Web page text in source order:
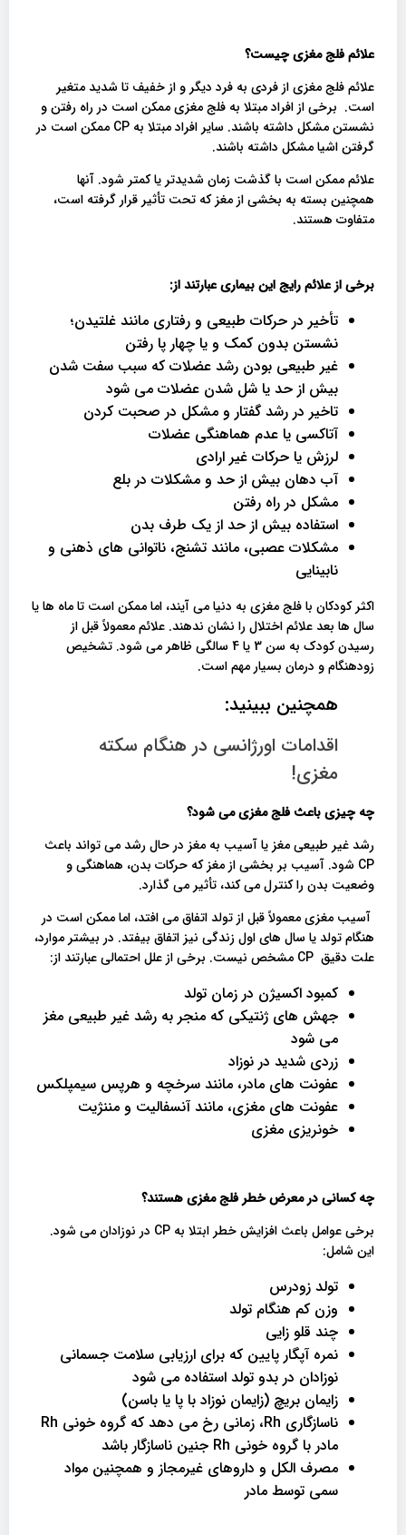
علائم فلج مغزی چیست؟
علائم فلج مغزی از فردی به فرد دیگر و از خفیف تا شدید متغیر
است. برخی از افراد مبتلا به فلج مغزی ممکن است در راه رفتن و
نشستن مشکل داشته باشند. سایر افراد مبتلا به CP ممکن است در
گرفتن اشیا مشکل داشته باشند.
علائم ممکن است با گذشت زمان شدیدتر یا کمتر شود. آنها
همچنین بسته به بخشی از مغز که تحت تأثیر قرار گرفته است،
متفاوت هستند.
برخی از علائم رایج این بیماری عبارتند از:
تأخیر در حرکات طبیعی و رفتاری مانند غلتیدن؛
نشستن بدون کمک و یا چهار پا رفتن
غیر طبیعی بودن رشد عضلات که سبب سفت شدن
بیش از حد یا شل شدن عضلات می شود
تاخیر در رشد گفتار و مشکل در صحبت کردن
آتاکسی یا عدم هماهنگی عضلات
لرزش یا حرکات غیر ارادی
آب دهان بیش از حد و مشکلات در بلع
مشکل در راه رفتن
استفاده بیش از حد از یک طرف بدن
مشکلات عصبی، مانند تشنج، ناتوانی های ذهنی و
نابینایی
اکثر کودکان با فلج مغزی به دنیا می آیند، اما ممکن است تا ماه ها یا
سال ها بعد علائم اختلال را نشان ندهند. علائم معمولاً قبل از
رسیدن کودک به سن 3 یا 4 سالگی ظاهر می شود. تشخیص
زودهنگام و درمان بسیار مهم است.
همچنین ببینید:
اقدامات اورژانسی در هنگام سکته
مغزی!
چه چیزی باعث فلج مغزی می شود؟
رشد غیر طبیعی مغز یا آسیب به مغز در حال رشد می تواند باعث
CP شود. آسیب بر بخشی از مغز که حرکات بدن، هماهنگی و
وضعیت بدن را کنترل می کند، تأثیر می گذارد.
آسیب مغزی معمولاً قبل از تولد اتفاق می افتد، اما ممکن است در
هنگام تولد یا سال های اول زندگی نیز اتفاق بیفتد. در بیشتر موارد،
علت دقیق CP مشخص نیست. برخی از علل احتمالی عبارتند از:
کمبود اکسیژن در زمان تولد
جهش های ژنتیکی که منجر به رشد غیر طبیعی مغز
می شود
زردی شدید در نوزاد
عفونت های مادر، مانند سرخچه و هرپس سیمپلکس
عفونت های مغزی، مانند آنسفالیت و مننژیت
خونریزی مغزی
چه کسانی در معرض خطر فلج مغزی هستند؟
برخی عوامل باعث افزایش خطر ابتلا به CP در نوزادان می شود.
این شامل:
تولد زودرس
وزن کم هنگام تولد
چند قلو زایی
نمره آپگار پایین که برای ارزیابی سلامت جسمانی
نوزادان در بدو تولد استفاده می شود
زایمان بریچ (زایمان نوزاد با پا یا باسن)
ناسازگاری Rh، زمانی رخ می دهد که گروه خونی Rh
مادر با گروه خونی Rh جنین ناسازگار باشد
مصرف الکل و داروهای غیرمجاز و همچنین مواد
سمی توسط مادر